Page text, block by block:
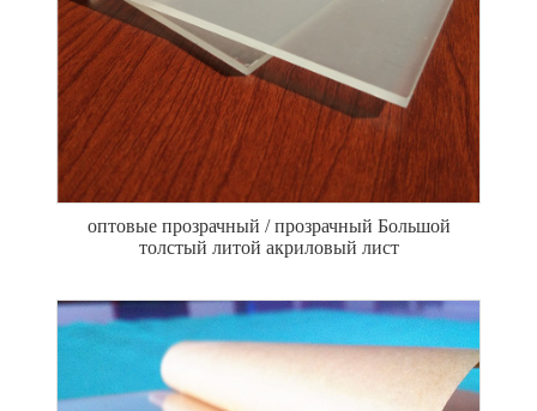
оптовые прозрачный / прозрачный Большой
толстый литой акриловый лист